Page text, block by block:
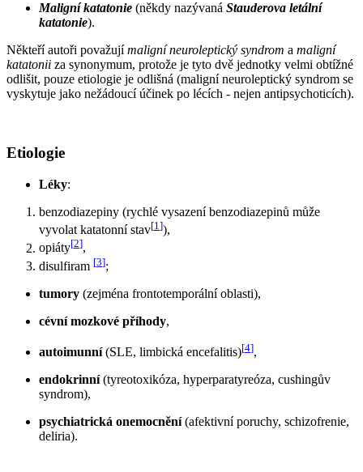
Maligní katatonie (někdy nazývaná Stauderova letální
katatonie).
Někteří autoři považujímaligní neuroleptický syndrom a maligní
katatonii za synonymum, protože je tyto dvě jednotky velmi obtížné
odlišit, pouze etiologie je odlišná (maligní neuroleptický syndrom se
vyskytuje jako nežádoucí účinek po lécích - nejen antipsychoticích).
Etiologie
Léky:
benzodiazepiny (rychlé vysazení benzodiazepinů může
vyvolat katatonní stav[1 ]),
opiáty[2],
disulfiram [3];
tumory (zejména frontotemporální oblasti),
cévní mozkové příhody,
autoimunní(SLE, limbická encefalitis)[4],
endokrinní(tyreotoxikóza, hyperparatyreóza, cushingův
syndrom),
psychiatrická onemocnění(afektivní poruchy, schizofrenie,
deliria).